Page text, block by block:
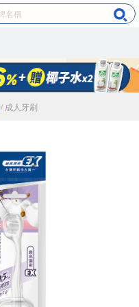
/ 成人牙刷